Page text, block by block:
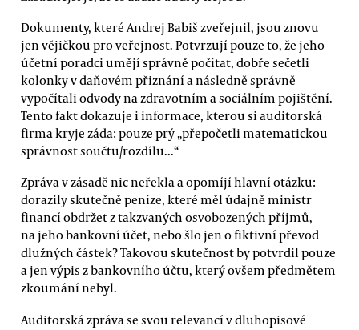
Dokumenty, které Andrej Babiš zveřejnil, jsou znovu
jen vějičkou pro veřejnost. Potvrzují pouze to, že jeho
účetní poradci umějí správně počítat, dobře sečetli
kolonky v daňovém přiznání a následně správně
vypočítali odvody na zdravotním a sociálním pojištění.
Tento fakt dokazuje i informace, kterou si auditorská
firma kryje záda: pouze prý „přepočetli matematickou
správnost součtu/rozdílu...“
Zpráva v zásadě nic neřekla a opomíjí hlavní otázku:
dorazily skutečně peníze, které měl údajně ministr
financí obdržet z takzvaných osvobozených příjmů,
na jeho bankovní účet, nebo šlo jen o fiktivní převod
dlužných částek? Takovou skutečnost by potvrdil pouze
a jen výpis z bankovního účtu, který ovšem předmětem
zkoumání nebyl.
Auditorská zpráva se svou relevancí v dluhopisové